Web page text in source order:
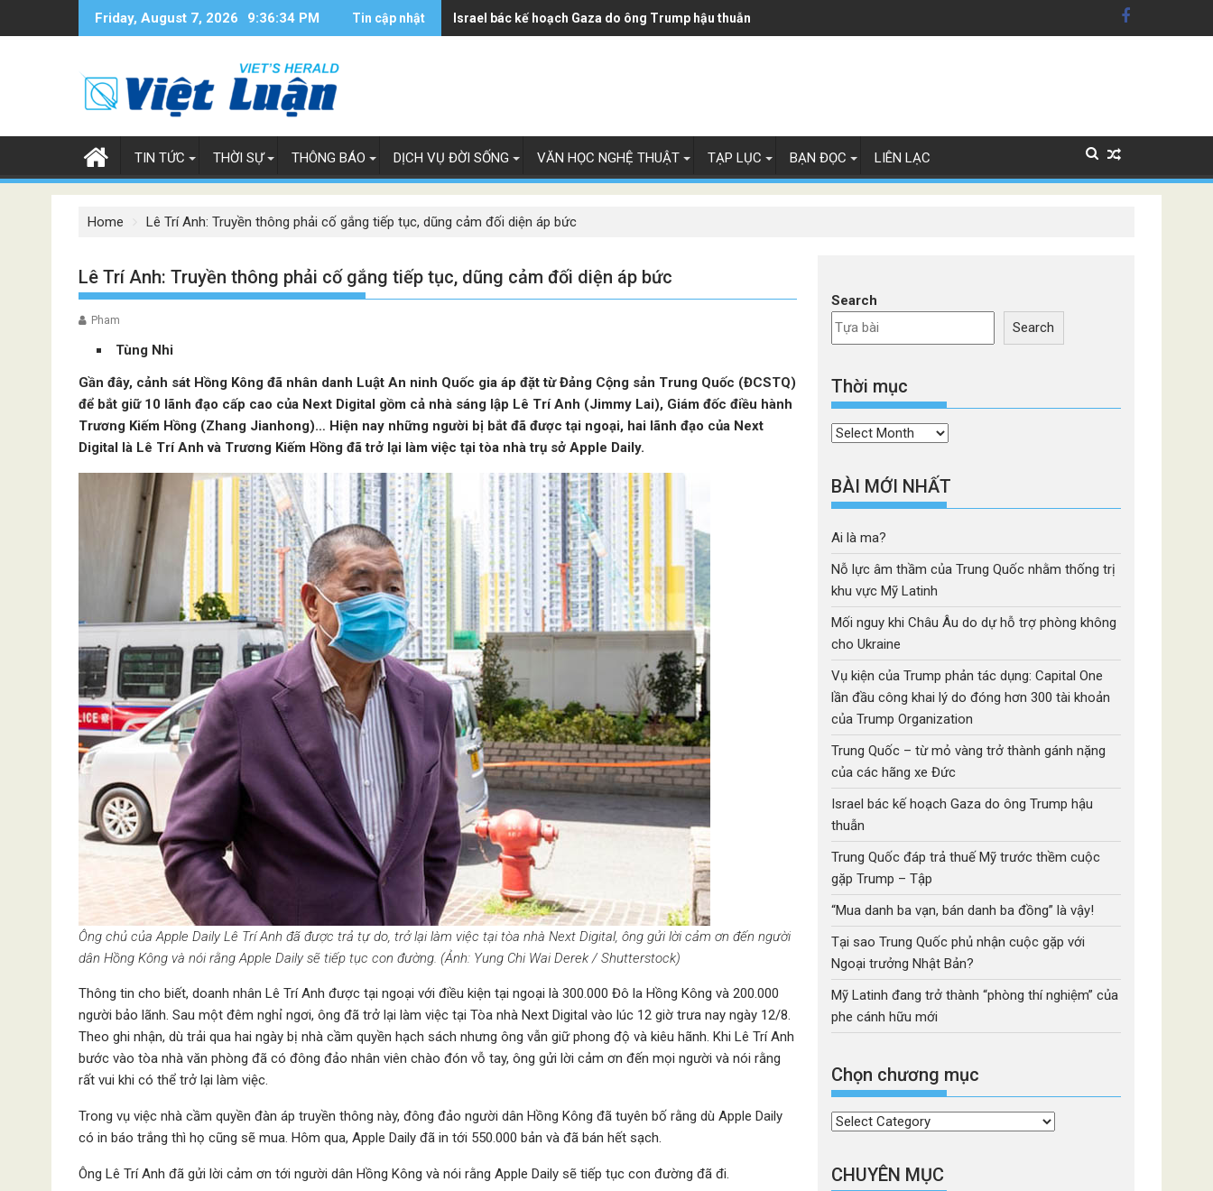
Friday, August 7, 2026 9:36:35 PM Tin cập nhật Israel bác kế hoạch Gaza do ông Trump hậu thuẫn
TIN TỨC THỜI SỰ THÔNG BÁO DỊCH VỤ ĐỜI SỐNG VĂN HỌC NGHỆ THUẬT TẠP LỤC BẠN ĐỌC LIÊN LẠC
Home Lê Trí Anh: Truyền thông phải cố gắng tiếp tục, dũng cảm đối diện áp bức
Lê Trí Anh: Truyền thông phải cố gắng tiếp tục, dũng cảm đối diện áp bức
Pham
Tùng Nhi
Gần đây, cảnh sát Hồng Kông đã nhân danh Luật An ninh Quốc gia áp đặt từ Đảng Cộng sản Trung Quốc (ĐCSTQ)
để bắt giữ 10 lãnh đạo cấp cao của Next Digital gồm cả nhà sáng lập Lê Trí Anh (Jimmy Lai), Giám đốc điều hành
Trương Kiếm Hồng (Zhang Jianhong)… Hiện nay những người bị bắt đã được tại ngoại, hai lãnh đạo của Next
Digital là Lê Trí Anh và Trương Kiếm Hồng đã trở lại làm việc tại tòa nhà trụ sở Apple Daily.
Ông chủ của Apple Daily Lê Trí Anh đã được trả tự do, trở lại làm việc tại tòa nhà Next Digital, ông gửi lời cảm ơn đến người
dân Hồng Kông và nói rằng Apple Daily sẽ tiếp tục con đường. (Ảnh: Yung Chi Wai Derek / Shutterstock)
Thông tin cho biết, doanh nhân Lê Trí Anh được tại ngoại với điều kiện tại ngoại là 300.000 Đô la Hồng Kông và 200.000
người bảo lãnh. Sau một đêm nghỉ ngơi, ông đã trở lại làm việc tại Tòa nhà Next Digital vào lúc 12 giờ trưa nay ngày 12/8.
Theo ghi nhận, dù trải qua hai ngày bị nhà cầm quyền hạch sách nhưng ông vẫn giữ phong độ và kiêu hãnh. Khi Lê Trí Anh
bước vào tòa nhà văn phòng đã có đông đảo nhân viên chào đón vỗ tay, ông gửi lời cảm ơn đến mọi người và nói rằng
rất vui khi có thể trở lại làm việc.
Trong vụ việc nhà cầm quyền đàn áp truyền thông này, đông đảo người dân Hồng Kông đã tuyên bố rằng dù Apple Daily
có in báo trắng thì họ cũng sẽ mua. Hôm qua, Apple Daily đã in tới 550.000 bản và đã bán hết sạch.
Ông Lê Trí Anh đã gửi lời cảm ơn tới người dân Hồng Kông và nói rằng Apple Daily sẽ tiếp tục con đường đã đi.
Search
Search
Thời mục
Thời
BÀI MỚI NHẤT
Ai là ma?
Nỗ lực âm thầm của Trung Quốc nhằm thống trị
khu vực Mỹ Latinh
Mối nguy khi Châu Âu do dự hỗ trợ phòng không
cho Ukraine
Vụ kiện của Trump phản tác dụng: Capital One
lần đầu công khai lý do đóng hơn 300 tài khoản
của Trump Organization
Trung Quốc – từ mỏ vàng trở thành gánh nặng
của các hãng xe Đức
Israel bác kế hoạch Gaza do ông Trump hậu
thuẫn
Trung Quốc đáp trả thuế Mỹ trước thềm cuộc
gặp Trump – Tập
“Mua danh ba vạn, bán danh ba đồng” là vậy!
Tại sao Trung Quốc phủ nhận cuộc gặp với
Ngoại trưởng Nhật Bản?
Mỹ Latinh đang trở thành “phòng thí nghiệm” của
phe cánh hữu mới
Chọn chương mục
Chọn
mục
CHUYÊN MỤC